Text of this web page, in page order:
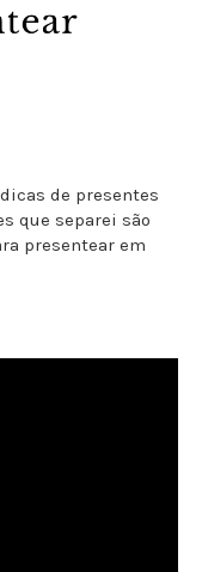
de presentes
que separei são
presentear em